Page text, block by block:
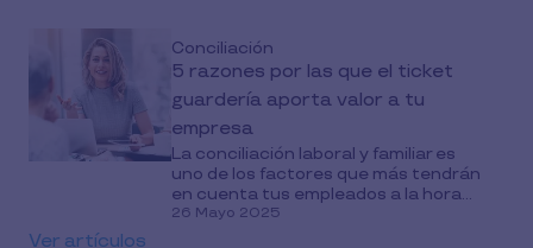
Conciliación
5 razones por las que el ticket
guardería aporta valor a tu
empresa
La conciliación laboral y familiar es
uno de los factores que más tendrán
en cuenta tus empleados a la hora...
26 Mayo 2025
Ver artículos